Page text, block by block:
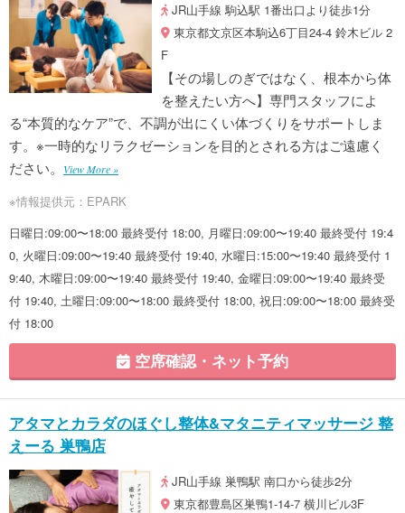
JR山手線 駒込駅 1番出口より徒歩1分
東京都文京区本駒込6丁目24-4 鈴木ビル 2
F
【その場しのぎではなく、根本から体
を整えたい方へ】専門スタッフによ
る“本質的なケア”で、不調が出にくい体づくりをサポートしま
す。※一時的なリラクゼーションを目的とされる方はご遠慮く
ださい。
View More »
※情報提供元：EPARK
日曜日:09:00〜18:00 最終受付 18:00, 月曜日:09:00〜19:40 最終受付 19:4
0, 火曜日:09:00〜19:40 最終受付 19:40, 水曜日:15:00〜19:40 最終受付 1
9:40, 木曜日:09:00〜19:40 最終受付 19:40, 金曜日:09:00〜19:40 最終受
付 19:40, 土曜日:09:00〜18:00 最終受付 18:00, 祝日:09:00〜18:00 最終受
付 18:00
空席確認・ネット予約
アタマとカラダのほぐし整体&マタニティマッサージ 整
えーる 巣鴨店
JR山手線 巣鴨駅 南口から徒歩2分
東京都豊島区巣鴨1-14-7 横川ビル3F